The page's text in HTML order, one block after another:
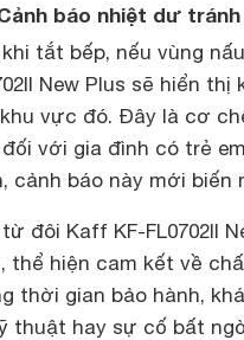
báo nhiệt dư
khi tắt bếp, nếu vùng
New Plus sẽ hiển
vực đó. Đây là cơ
với gia đình có trẻ
cảnh báo này mới
từ đôi Kaff KF-FL0702II
thể hiện cam kết về
thời gian bảo hành,
thuật hay sự cố bất